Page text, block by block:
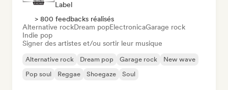
Label
> 800 feedbacks réalisés
Alternative rockDream popElectronicaGarage rock
Indie pop
Signer des artistes et/ou sortir leur musique
Alternative rock Dream pop Garage rock
New wave
Pop soul
Reggae Shoegaze Soul